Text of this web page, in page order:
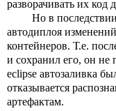
разворачивать их код
Но в
автодиплоя
контейнеров. Т.е.
и сохранил его, он не
eclipse автозаливка
отказывается
артефактам.